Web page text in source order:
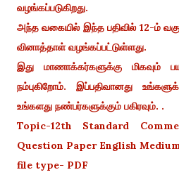
வழங்கப்படுகிறது.
அந்த வகையில் இந்த பதிவில் 12-ம்
வினாத்தாள் வழங்கப்பட்டுள்ளது.
இது மாணாக்கர்களுக்கு மிகவும்
நம்புகிறோம். இப்பதிவானது
உங்களது நண்பர்களுக்கும் பகிரவும். .
Topic-12th Standard
Question Paper English
file type- PDF